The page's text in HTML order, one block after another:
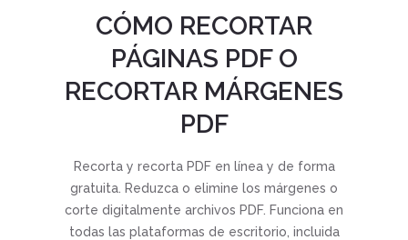
CÓMO RECORTAR
PÁGINAS PDF O
RECORTAR MÁRGENES
PDF
Recorta y recorta PDF en línea y de forma
gratuita. Reduzca o elimine los márgenes o
corte digitalmente archivos PDF. Funciona en
todas las plataformas de escritorio, incluida